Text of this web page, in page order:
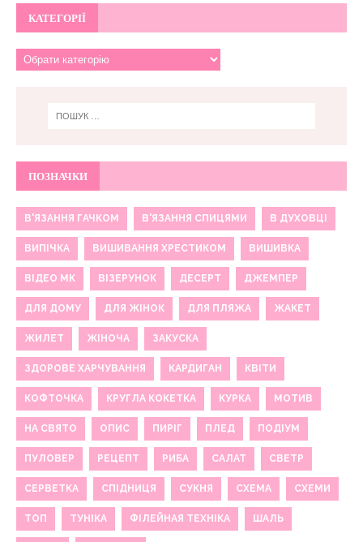
КАТЕГОРІЇ
ПОЗНАЧКИ
В'ЯЗАННЯ ГАЧКОМ В'ЯЗАННЯ СПИЦЯМИ В ДУХОВЦІ
ВИПІЧКА ВИШИВАННЯ ХРЕСТИКОМ ВИШИВКА
ВІДЕО МК ВІЗЕРУНОК ДЕСЕРТ ДЖЕМПЕР
ДЛЯ ДОМУ ДЛЯ ЖІНОК ДЛЯ ПЛЯЖА ЖАКЕТ
ЖИЛЕТ ЖІНОЧА ЗАКУСКА
ЗДОРОВЕ ХАРЧУВАННЯ КАРДИГАН КВІТИ
КОФТОЧКА КРУГЛА КОКЕТКА КУРКА МОТИВ
НА СВЯТО ОПИС ПИРІГ ПЛЕД ПОДІУМ
ПУЛОВЕР РЕЦЕПТ РИБА САЛАТ СВЕТР
СЕРВЕТКА СПІДНИЦЯ СУКНЯ СХЕМА СХЕМИ
ТОП ТУНІКА ФІЛЕЙНАЯ ТЕХНІКА ШАЛЬ